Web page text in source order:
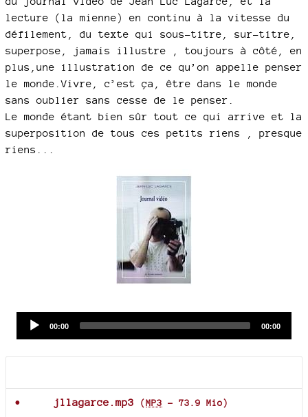
lecture (la mienne) en continu à la vitesse du
défilement, du texte qui sous-titre, sur-titre,
superpose, jamais illustre , toujours à côté, en
plus,une illustration de ce qu’on appelle penser
le monde.Vivre, c’est ça, être dans le monde
sans oublier sans cesse de le penser.
Le monde étant bien sûr tout ce qui arrive et la
superposition de tous ces petits riens , presque
riens...
Current
00:00
Total
00:00
jllagarce.mp3 (MP3 - 73.9 Mio)